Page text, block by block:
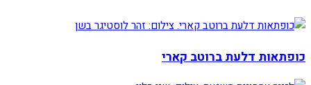
כופתאות דלעת ברוטב קארי